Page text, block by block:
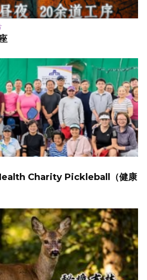
Charity Pickleball（健康